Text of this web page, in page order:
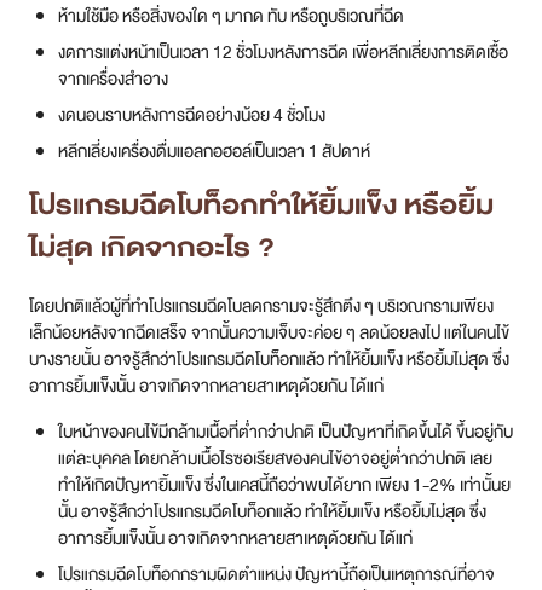
ห้ามใช้มือ หรือสิ่งของใด ๆ มากด ทับ หรือถูบริเวณที่ฉีด
งดการแต่งหน้าเป็นเวลา 12 ชั่วโมงหลังการฉีด เพื่อหลีกเลี่ยงการติดเชื้อ
จากเครื่องสำอาง
งดนอนราบหลังการฉีดอย่างน้อย 4 ชั่วโมง
หลีกเลี่ยงเครื่องดื่มแอลกอฮอล์เป็นเวลา 1 สัปดาห์
โปรแกรมฉีดโบท็อกทำให้ยิ้มแข็ง หรือยิ้ม
ไม่สุด เกิดจากอะไร ?
โดยปกติแล้วผู้ที่ทำโปรแกรมฉีดโบลดกรามจะรู้สึกตึง ๆ บริเวณกรามเพียง
เล็กน้อยหลังจากฉีดเสร็จ จากนั้นความเจ็บจะค่อย ๆ ลดน้อยลงไป แต่ในคนไข้
บางรายนั้น อาจรู้สึกว่าโปรแกรมฉีดโบท็อกแล้ว ทำให้ยิ้มแข็ง หรือยิ้มไม่สุด ซึ่ง
อาการยิ้มแข็งนั้น อาจเกิดจากหลายสาเหตุด้วยกัน ได้แก่
ใบหน้าของคนไข้มีกล้ามเนื้อที่ต่ำกว่าปกติ เป็นปัญหาที่เกิดขึ้นได้ ขึ้นอยู่กับ
แต่ละบุคคล โดยกล้ามเนื้อไรซอเรียสของคนไข้อาจอยู่ต่ำกว่าปกติ เลย
ทำให้เกิดปัญหายิ้มแข็ง ซึ่งในเคสนี้ถือว่าพบได้ยาก เพียง 1-2% เท่านั้นย
นั้น อาจรู้สึกว่าโปรแกรมฉีดโบท็อกแล้ว ทำให้ยิ้มแข็ง หรือยิ้มไม่สุด ซึ่ง
อาการยิ้มแข็งนั้น อาจเกิดจากหลายสาเหตุด้วยกัน ได้แก่
โปรแกรมฉีดโบท็อกกรามผิดตำแหน่ง ปัญหานี้ถือเป็นเหตุการณ์ที่อาจ